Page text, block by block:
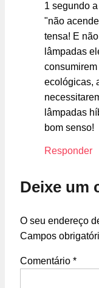
1 segundo
"não
tensa! E
lâmpadas
ecológicas,
lâmpadas
bom senso!
Responder
Deixe um
O seu endereço
Campos
Comentário *